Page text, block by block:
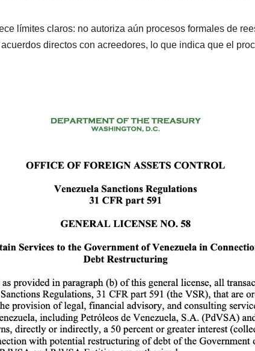
límites claros: no autoriza aún procesos formales de
directos con acreedores, lo que indica que el